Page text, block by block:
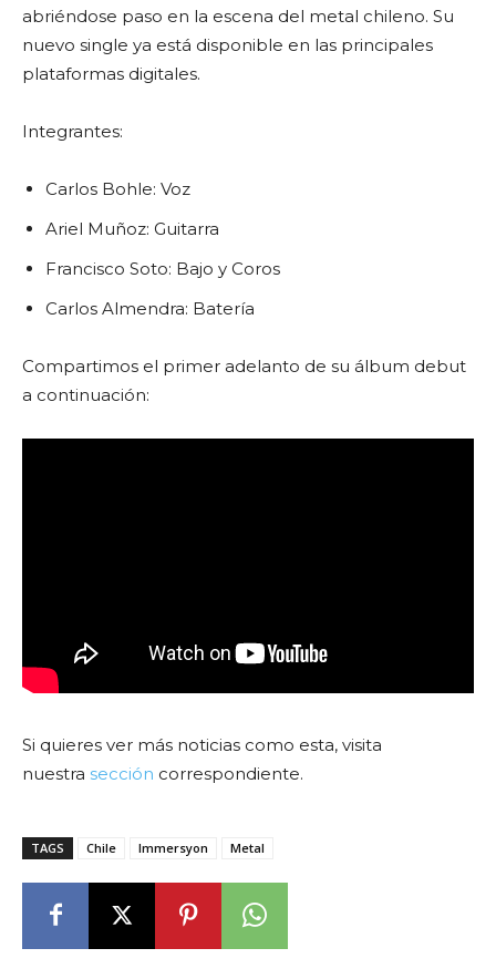
abriéndose paso en la escena del metal chileno. Su
nuevo single ya está disponible en las principales
plataformas digitales.
Integrantes:
Carlos Bohle: Voz
Ariel Muñoz: Guitarra
Francisco Soto: Bajo y Coros
Carlos Almendra: Batería
Compartimos el primer adelanto de su álbum debut
a continuación:
Si quieres ver más noticias como esta, visita
nuestra sección correspondiente.
TAGS Chile Immersyon Metal